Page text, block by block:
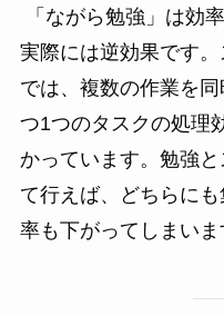
「ながら勉強」は効
実際には逆効果です
では、複数の作業を
つ1つのタスクの処理
かっています。勉強
て行えば、どちらに
率も下がってしまいま